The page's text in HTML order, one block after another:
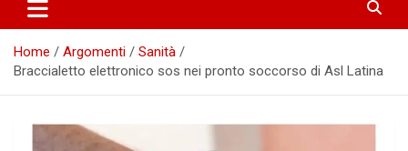
Home Argomenti
Sanità
Braccialetto elettronico sos nei pronto soccorso di Asl Latina